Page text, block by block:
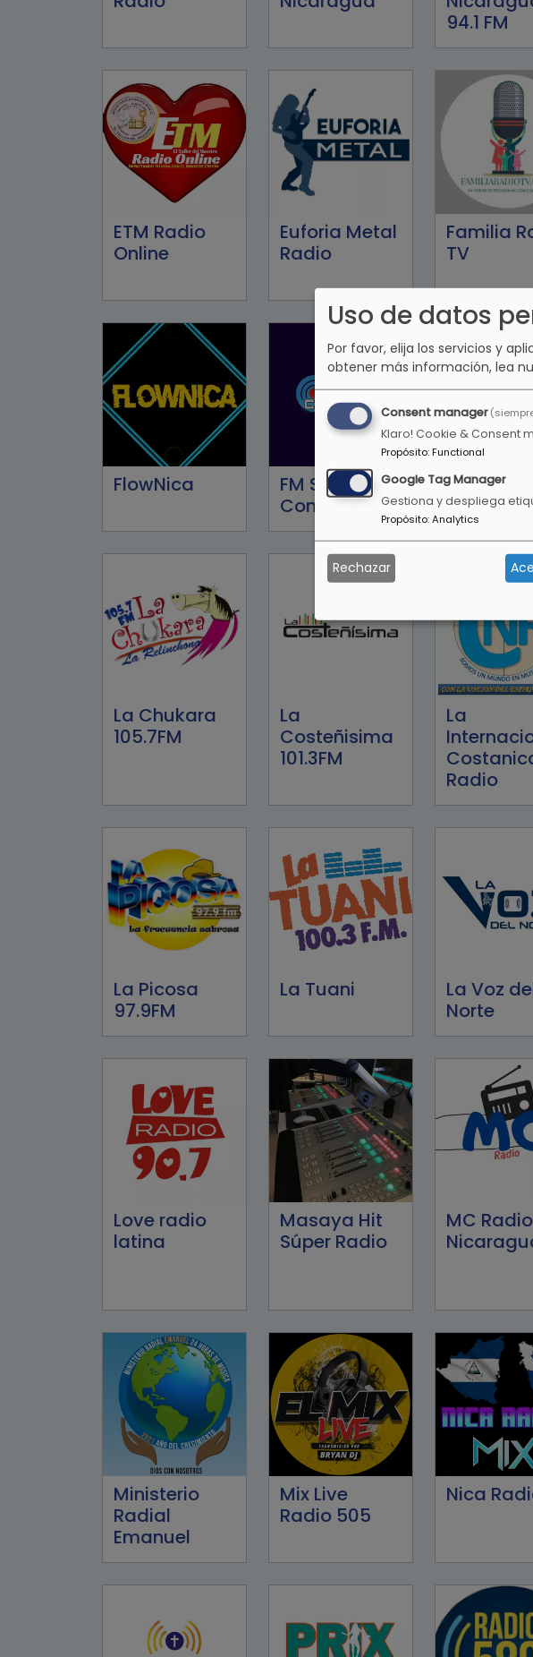
94.1 FM
ETM Radio
Online
Euforia Metal
Radio
Familia
TV
FlowNica
FM Stereo
Conexión 91.5
Happy
96.7
La Chukara
105.7FM
La
Costeñisima
101.3FM
La
Radio
La Picosa
97.9FM
La Tuani
La Voz
Norte
Love radio
latina
Masaya Hit
Súper Radio
MC Radio
Ministerio
Radial
Emanuel
Mix Live
Radio 505
Nica
Uso de datos
Por favor, elija los servicios y
obtener más información, lea
Consent manager
Klaro! Cookie & Consent
Propósito:Functional
Google Tag Manager
Gestiona y despliega
Propósito:Analytics
Rechazar